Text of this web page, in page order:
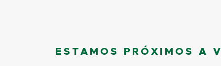
ESTAMOS PRÓXIMOS A